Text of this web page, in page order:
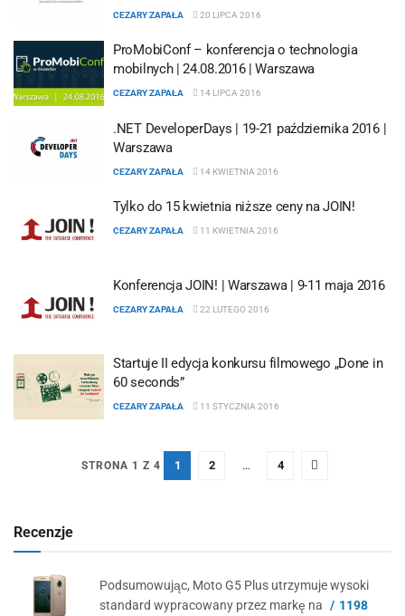
CEZARY ZAPAŁA 20 LIPCA 2016
ProMobiConf – konferencja o technologia
mobilnych | 24.08.2016 | Warszawa
CEZARY ZAPAŁA 14 LIPCA 2016
.NET DeveloperDays | 19-21 października 2016 |
Warszawa
CEZARY ZAPAŁA 14 KWIETNIA 2016
Tylko do 15 kwietnia niższe ceny na JOIN!
CEZARY ZAPAŁA 11 KWIETNIA 2016
Konferencja JOIN! | Warszawa | 9-11 maja 2016
CEZARY ZAPAŁA 22 LUTEGO 2016
Startuje II edycja konkursu filmowego „Done in
60 seconds”
CEZARY ZAPAŁA 11 STYCZNIA 2016
STRONA 1 Z 4 1 2 … 4
Recenzje
Podsumowując, Moto G5 Plus utrzymuje wysoki
standard wypracowany przez markę na
1198